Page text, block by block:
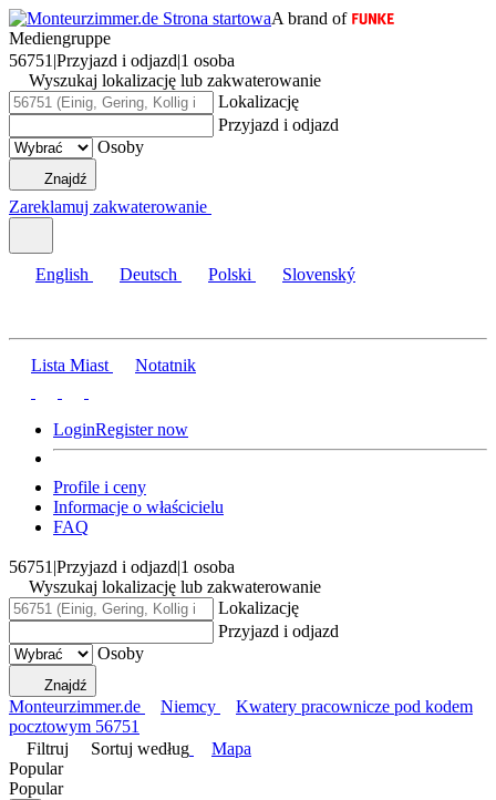
A brand of
Mediengruppe
56751 |Przyjazd i odjazd|1 osoba
Wyszukaj lokalizację lub zakwaterowanie
Lokalizację
Przyjazd i odjazd
Osoby
Znajdź
Zareklamuj zakwaterowanie
English Deutsch Polski Slovenský
Lista Miast Notatnik
LoginRegister now
Profile i ceny
Informacje o właścicielu
FAQ
56751 |Przyjazd i odjazd|1 osoba
Wyszukaj lokalizację lub zakwaterowanie
Lokalizację
Przyjazd i odjazd
Osoby
Znajdź
Monteurzimmer.de Niemcy
Kwatery pracownicze pod kodem
pocztowym 56751
Filtruj
Sortuj według
Mapa
Popular
Popular